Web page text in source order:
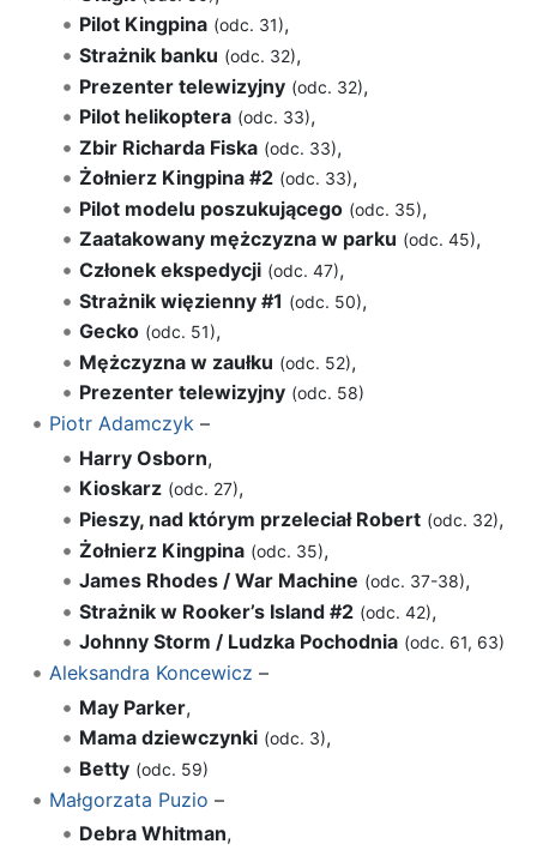
Pilot Kingpina (odc. 31),
Strażnik banku (odc. 32),
Prezenter telewizyjny (odc. 32),
Pilot helikoptera (odc. 33),
Zbir Richarda Fiska (odc. 33),
Żołnierz Kingpina #2 (odc. 33),
Pilot modelu poszukującego (odc. 35),
Zaatakowany mężczyzna w parku (odc. 45),
Członek ekspedycji (odc. 47),
Strażnik więzienny #1 (odc. 50),
Gecko (odc. 51),
Mężczyzna w zaułku (odc. 52),
Prezenter telewizyjny (odc. 58)
Piotr Adamczyk–
Harry Osborn,
Kioskarz (odc. 27),
Pieszy, nad którym przeleciał Robert (odc. 32),
Żołnierz Kingpina (odc. 35),
James Rhodes / War Machine (odc. 37-38),
Strażnik w Rooker’s Island #2 (odc. 42),
Johnny Storm / Ludzka Pochodnia (odc. 61, 63)
Aleksandra Koncewicz –
May Parker,
Mama dziewczynki (odc. 3),
Betty (odc. 59)
Małgorzata Puzio –
Debra Whitman,